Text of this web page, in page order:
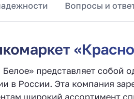
Вопросы и
представляет собой
в России. Эта компания
широкий ассортимент